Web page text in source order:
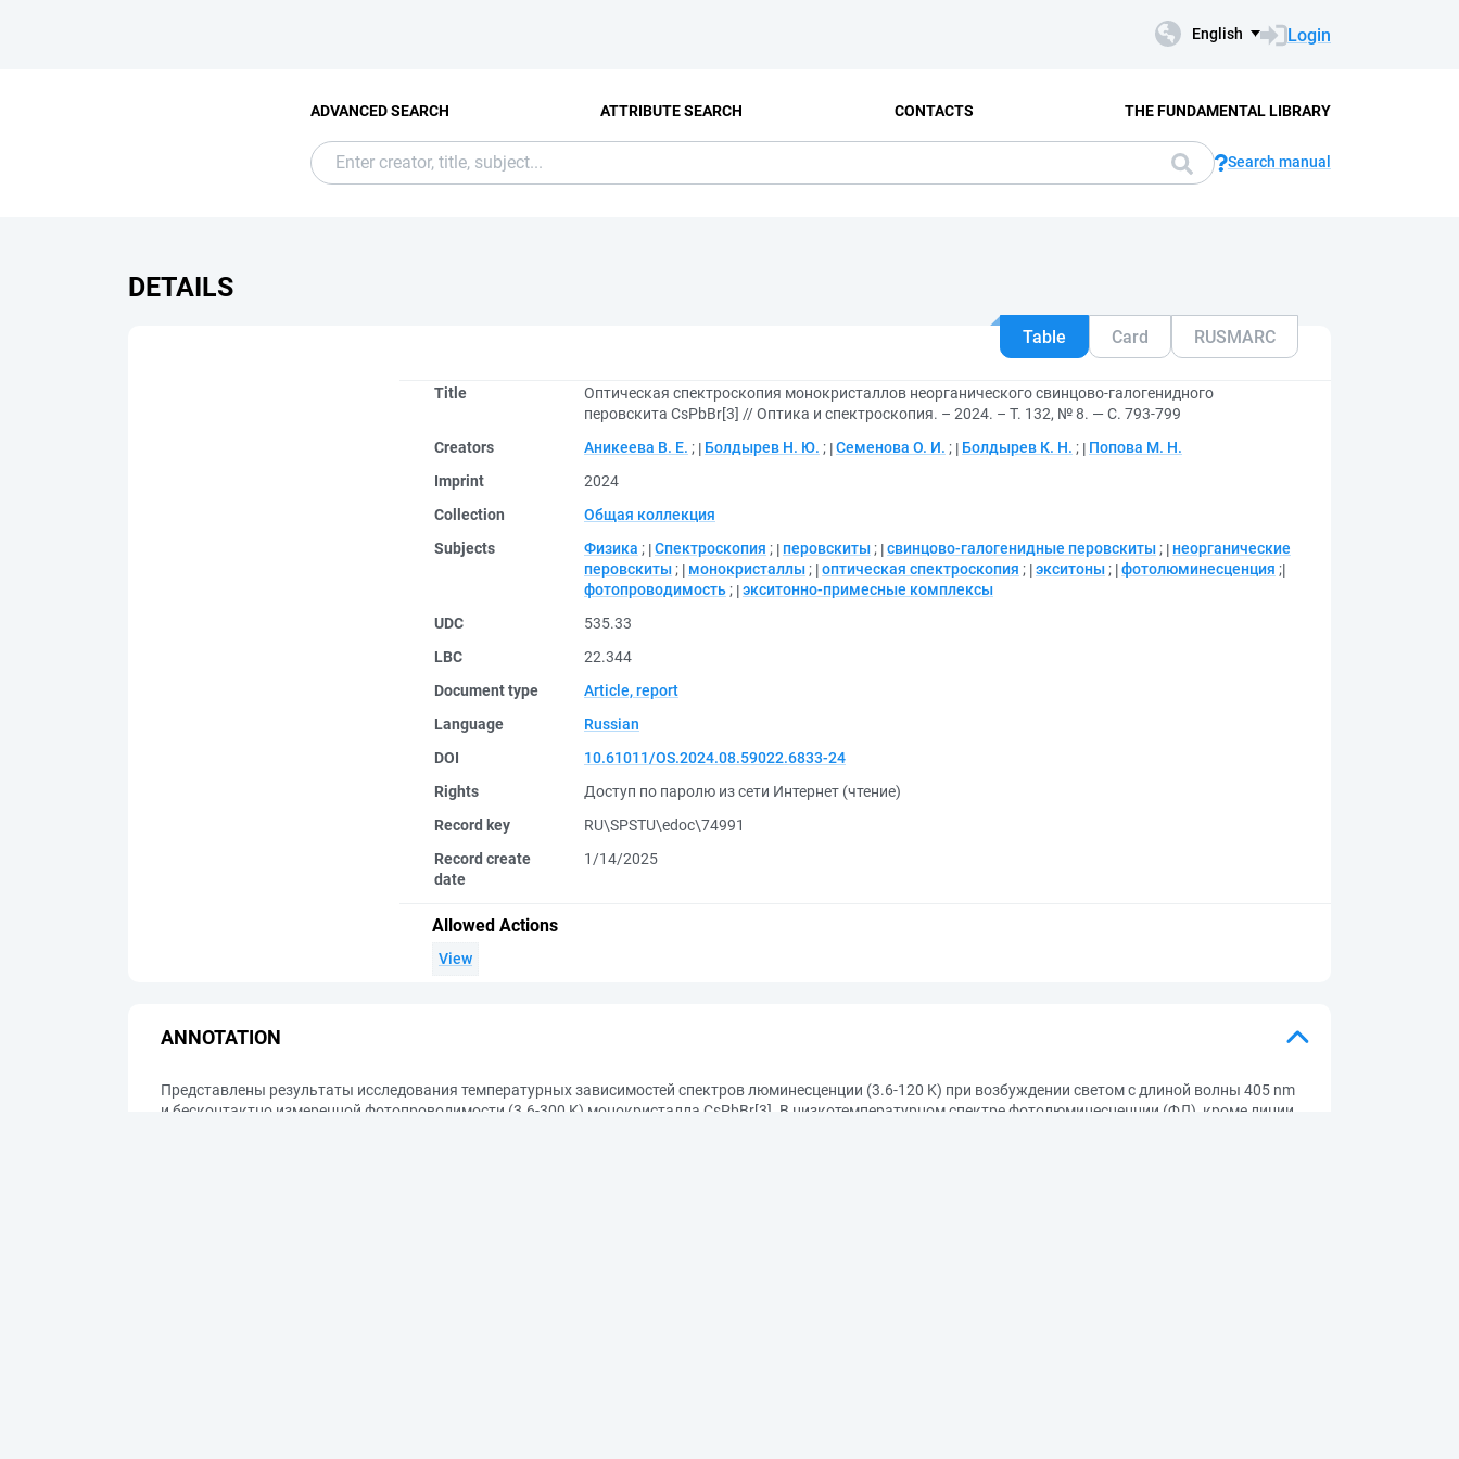
English Login
ADVANCED SEARCH ATTRIBUTE SEARCH CONTACTS THE FUNDAMENTAL LIBRARY
Search manual
DETAILS
Table Card RUSMARC
Title
Оптическая спектроскопия монокристаллов неорганического cвинцово-галогенидного
перовскита CsPbBr[3] // Оптика и спектроскопия. – 2024. – Т. 132, № 8. — С. 793-799
Creators
Аникеева В. Е. ; Болдырев Н. Ю. ; Семенова О. И. ; Болдырев К. Н. ;
Попова М. Н.
Imprint
2024
Collection
Общая коллекция
Subjects
Физика ; Спектроскопия ; перовскиты ; cвинцово-галогенидные перовскиты ;
неорганические
перовскиты ; монокристаллы ; оптическая спектроскопия ; экситоны ; фотолюминесценция ;
фотопроводимость ; экситонно-примесные комплексы
UDC
535.33
LBC
22.344
Document type
Article, report
Language
Russian
DOI
10.61011/OS.2024.08.59022.6833-24
Rights
Доступ по паролю из сети Интернет (чтение)
Record key
RU\SPSTU\edoc\74991
Record create
date
1/14/2025
Allowed Actions
View
ANNOTATION
Представлены результаты исследования температурных зависимостей спектров люминесценции (3.6-120 K) при возбуждении светом с длиной волны 405 nm
и бесконтактно измеренной фотопроводимости (3.6-300 K) монокристалла CsPbBr[3]. В низкотемпературном спектре фотолюминесценции (ФЛ), кроме линии